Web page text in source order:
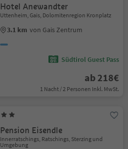
Hotel Anewandter
Uttenheim, Gais, Dolomitenregion Kronplatz
3.1 km von Gais Zentrum
Südtirol Guest Pass
ab 218€
1 Nacht / 2 Personen Inkl. MwSt.
Pension Eisendle
Innerratschings, Ratschings, Sterzing und
Umgebung